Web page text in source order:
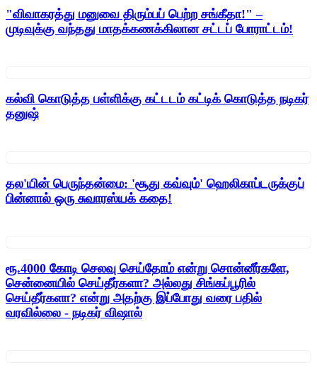
"விவாகரத்து மனுவை திரும்பப் பெற்ற சங்கீதா!" –
முடிவுக்கு வந்தது மாதக்கணக்கிலான சட்டப் போராட்டம்!
கல்வி கொடுத்த பள்ளிக்கு கட்டடம் கட்டிக் கொடுத்த நடிகர்
தனுஷ்
தல'யின் பெருந்தன்மை: 'சூது கவ்வும்' ஹெலிகாப்டருக்குப்
பின்னால் ஒரு சுவாரஸ்யக் கதை!
ரூ.4000 கோடி செலவு செய்தோம் என்று சொன்னீர்களே,
சென்னையில் செய்தீர்களா? அல்லது சிங்கப்பூரில்
செய்தீர்களா? என்று அதற்கு இப்போது வரை பதில்
வரவில்லை - நடிகர் விஷால்